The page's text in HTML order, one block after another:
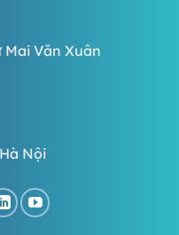
Mai Văn Xuân
Nội